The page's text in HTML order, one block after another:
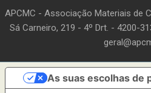
APCMC - Associação Materiais de
Sá Carneiro, 219 - 4º Drt. - 4200-
As suas escolhas de